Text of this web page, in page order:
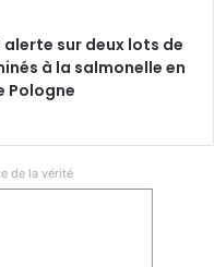
alerte sur deux lots de
à la salmonelle en
Pologne
de la vérité